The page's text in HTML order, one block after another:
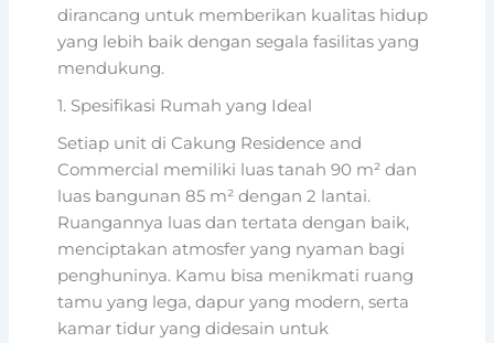
dirancang untuk memberikan kualitas hidup
yang lebih baik dengan segala fasilitas yang
mendukung.
1. Spesifikasi Rumah yang Ideal
Setiap unit di Cakung Residence and
Commercial memiliki luas tanah 90 m² dan
luas bangunan 85 m² dengan 2 lantai.
Ruangannya luas dan tertata dengan baik,
menciptakan atmosfer yang nyaman bagi
penghuninya. Kamu bisa menikmati ruang
tamu yang lega, dapur yang modern, serta
kamar tidur yang didesain untuk